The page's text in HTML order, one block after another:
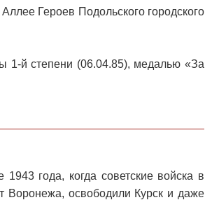
Героев Подольского городского
1-й степени (06.04.85), медалью «За
года, когда советские войска в
Воронежа, освободили Курск и даже